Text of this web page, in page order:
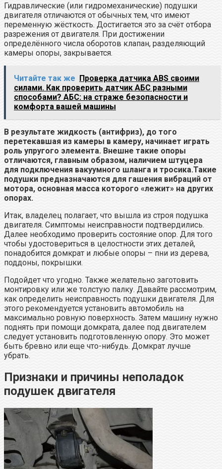
Гидравлические (или гидромеханические) подушки
двигателя отличаются от обычных тем, что имеют
переменную жёсткость. Достигается это за счёт отбора
разрежения от двигателя. При достижении
определённого числа оборотов клапан, разделяющий
камеры опоры, закрывается.
Читайте так же Проверка датчика ABS своими
силами. Как проверить датчик АБС разными
способами? АБС: на страже безопасности и
комфорта вашей машины
В результате жидкость (антифриз), до того
перетекавшая из камеры в камеру, начинает играть
роль упругого элемента. Внешне такие опоры
отличаются, главным образом, наличием штуцера
для подключения вакуумного шланга и тросика.Такие
подушки предназначаются для гашения вибраций от
мотора, основная масса которого «лежит» на других
опорах.
Итак, владелец полагает, что вышла из строя подушка
двигателя. Симптомы неисправности подтвердились.
Далее необходимо проверить состояние опор. Для того
чтобы удостовериться в целостности этих деталей,
понадобится домкрат и любые опоры – пни из дерева,
поддоны, покрышки.
Подойдет что угодно. Также желательно заготовить
монтировку или же толстую палку. Давайте рассмотрим,
как определить неисправность подушки двигателя. Для
этого рекомендуется установить автомобиль на
максимально ровную поверхность. Затем машину нужно
поднять при помощи домкрата, далее под двигателем
следует установить подготовленную опору. Это может
быть бревно или еще что-нибудь. Домкрат лучше
убрать.
Признаки и причины неполадок
подушек двигателя